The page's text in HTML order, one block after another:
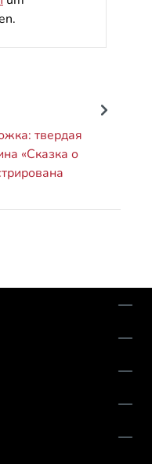
твердая
«Сказка о